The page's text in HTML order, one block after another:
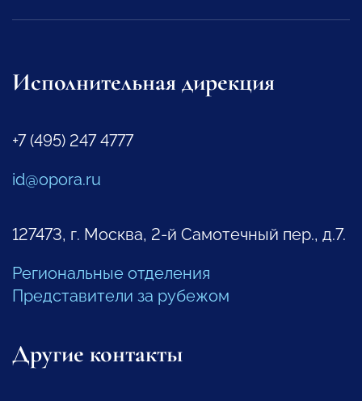
Исполнительная дирекция
+7 (495) 247 4777
id@opora.ru
127473, г. Москва, 2-й Самотечный пер., д.7.
Региональные отделения
Представители за рубежом
Другие контакты